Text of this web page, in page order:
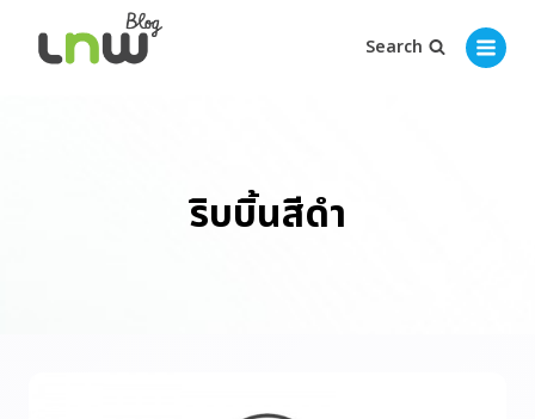
Search
ริบบิ้นสีดำ